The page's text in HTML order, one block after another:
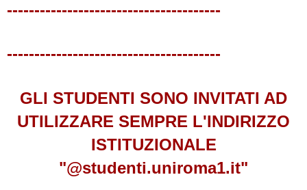
---------------------------------------
---------------------------------------
GLI STUDENTI SONO INVITATI AD
UTILIZZARE SEMPRE L'INDIRIZZO
ISTITUZIONALE
"@studenti.uniroma1.it"